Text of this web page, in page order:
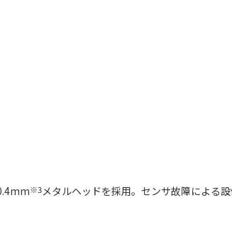
※3メタルヘッドを採用。センサ故障による